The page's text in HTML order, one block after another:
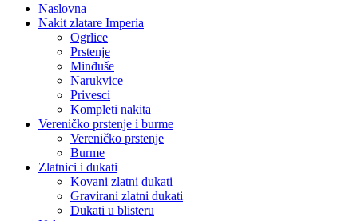
Naslovna
Nakit zlatare Imperia
Ogrlice
Prstenje
Minđuše
Narukvice
Privesci
Kompleti nakita
Vereničko prstenje i burme
Vereničko prstenje
Burme
Zlatnici i dukati
Kovani zlatni dukati
Gravirani zlatni dukati
Dukati u blisteru